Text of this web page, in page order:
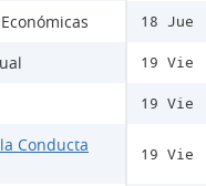
Conducta
18 Jue
19 Vie
19 Vie
19 Vie